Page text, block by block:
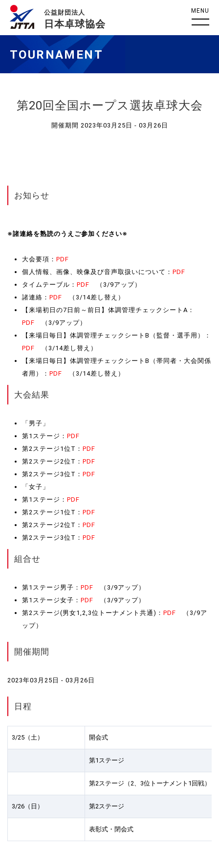
公益財団法人
日本卓球協会
MENU
TOURNAMENT
第20回全国ホープス選抜卓球大会
開催期間 2023年03月25日 - 03月26日
お知らせ
※諸連絡を熟読のうえご参加ください※
大会要項： PDF
個人情報、画像、映像及び音声取扱いについて： PDF
タイムテーブル： PDF （3/9アップ）
諸連絡： PDF （3/14差し替え）
【来場初日の7日前～前日】体調管理チェックシートA：
PDF （3/9アップ）
【来場日毎日】体調管理チェックシートB（監督・選手用）：
PDF （3/14差し替え）
【来場日毎日】体調管理チェックシートB（帯同者・大会関係
者用）： PDF （3/14差し替え）
大会結果
「男子」
第1ステージ： PDF
第2ステージ1位T： PDF
第2ステージ2位T： PDF
第2ステージ3位T： PDF
「女子」
第1ステージ： PDF
第2ステージ1位T： PDF
第2ステージ2位T： PDF
第2ステージ3位T： PDF
組合せ
第1ステージ男子： PDF （3/9アップ）
第1ステージ女子： PDF （3/9アップ）
第2ステージ(男女1,2,3位トーナメント共通)： PDF （3/9ア
ップ）
開催期間
2023年03月25日 - 03月26日
日程
3/25（土） 開会式
第1ステージ
第2ステージ（2、3位トーナメント1回戦）
3/26（日） 第2ステージ
表彰式・閉会式